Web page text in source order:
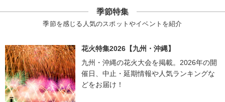
季節特集
季節を感じる人気のスポットやイベントを紹介
花火特集2026【九州・沖縄】
九州・沖縄の花火大会を掲載。2026年の開
催日、中止・延期情報や人気ランキングな
どをお届け！